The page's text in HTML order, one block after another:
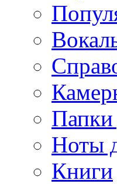
Папки
Ноты
Книги